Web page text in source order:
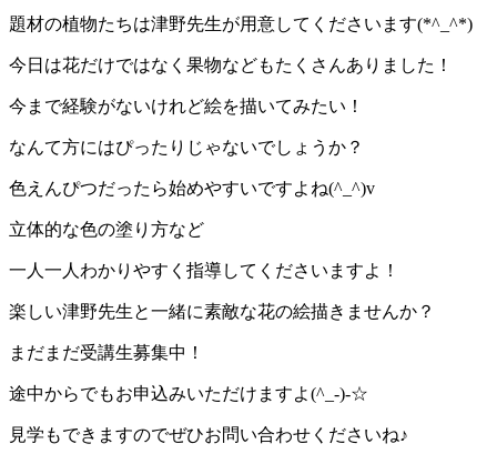
題材の植物たちは津野先生が用意してくださいます(*^_^*)
今日は花だけではなく果物などもたくさんありました！
今まで経験がないけれど絵を描いてみたい！
なんて方にはぴったりじゃないでしょうか？
色えんぴつだったら始めやすいですよね(^_^)v
立体的な色の塗り方など
一人一人わかりやすく指導してくださいますよ！
楽しい津野先生と一緒に素敵な花の絵描きませんか？
まだまだ受講生募集中！
途中からでもお申込みいただけますよ(^_-)-☆
見学もできますのでぜひお問い合わせくださいね♪